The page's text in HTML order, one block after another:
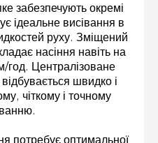
забезпечують окремі
ідеальне висівання в
руху. Зміщений
насіння навіть на
год. Централізоване
швидко і
чіткому і точному